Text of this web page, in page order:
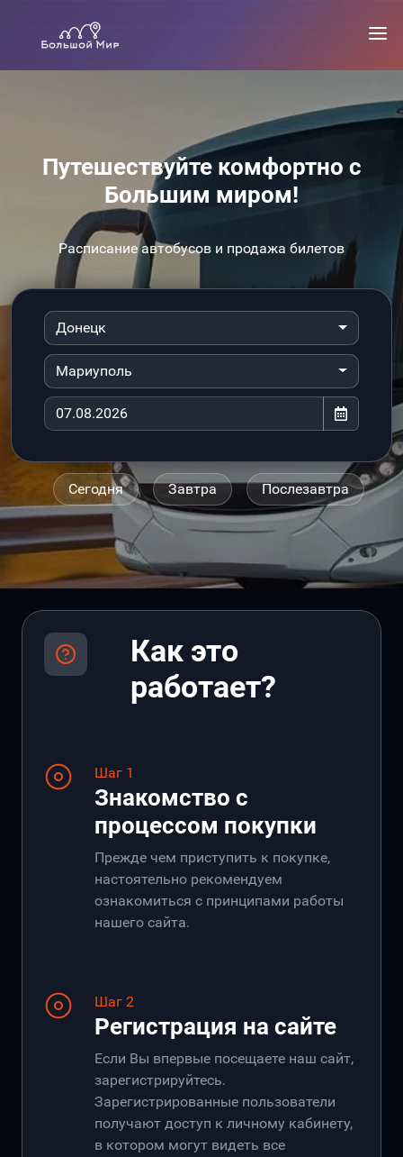
Путешествуйте комфортно с
Большим миром!
Расписание автобусов и продажа билетов
Донецк
Мариуполь
Сегодня Завтра Послезавтра
Как это
работает?
Шаг 1
Знакомство с
процессом покупки
Прежде чем приступить к покупке,
настоятельно рекомендуем
ознакомиться с принципами работы
нашего сайта.
Шаг 2
Регистрация на сайте
Если Вы впервые посещаете наш сайт,
зарегистрируйтесь.
Зарегистрированные пользователи
получают доступ к личному кабинету,
в котором могут видеть все